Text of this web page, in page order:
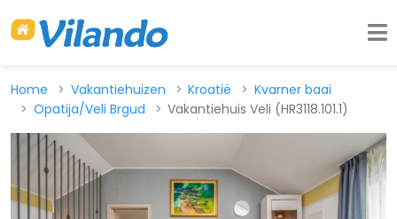
Home Vakantiehuizen Kroatië
Kvarner baai
Opatija/Veli Brgud
Vakantiehuis Veli (HR3118.101.1)